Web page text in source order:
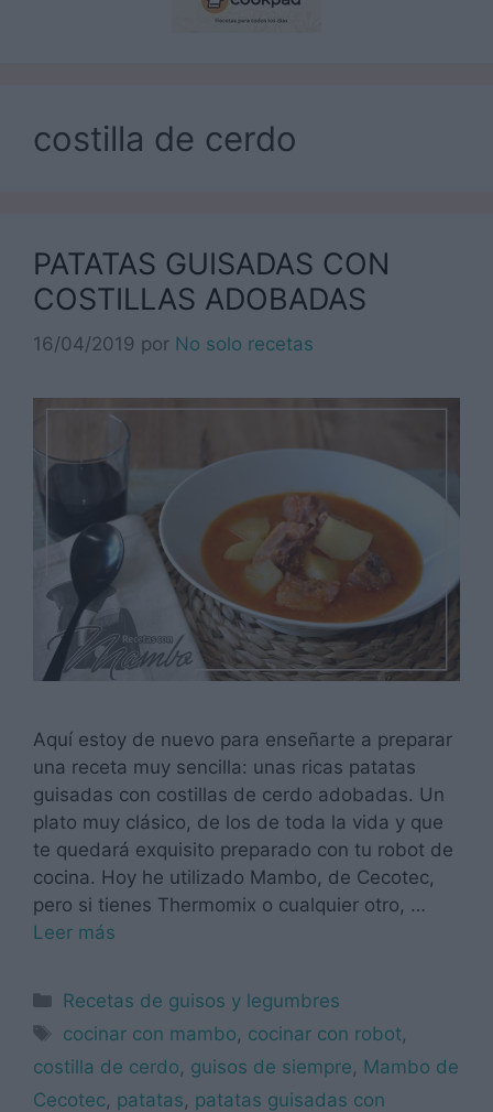
costilla de cerdo
PATATAS GUISADAS CON
COSTILLAS ADOBADAS
16/04/2019 por No solo recetas
Aquí estoy de nuevo para enseñarte a preparar
una receta muy sencilla: unas ricas patatas
guisadas con costillas de cerdo adobadas. Un
plato muy clásico, de los de toda la vida y que
te quedará exquisito preparado con tu robot de
cocina. Hoy he utilizado Mambo, de Cecotec,
pero si tienes Thermomix o cualquier otro, …
Leer más
Categorías
Recetas de guisos y legumbres
Etiquetas
cocinar con mambo, cocinar con robot,
costilla de cerdo, guisos de siempre, Mambo de
Cecotec, patatas, patatas guisadas con